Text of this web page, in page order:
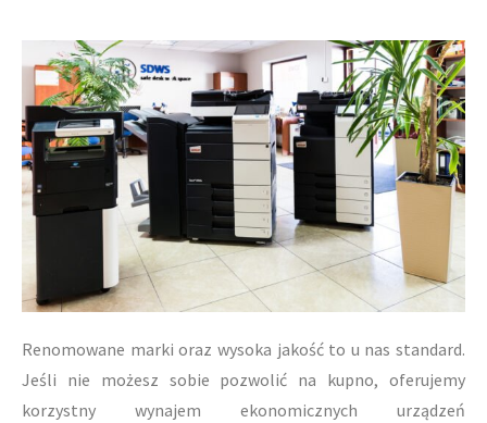
Renomowane marki oraz wysoka jakość to u nas standard.
Jeśli nie możesz sobie pozwolić na kupno, oferujemy
korzystny wynajem ekonomicznych urządzeń